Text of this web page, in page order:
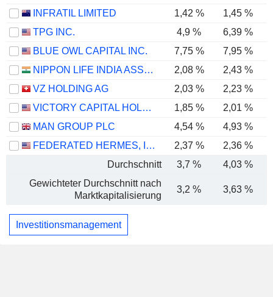
INFRATIL LIMITED
1,42 % 1,45 %
TPG INC.
4,9 % 6,39 %
BLUE OWL CAPITAL INC.
7,75 % 7,95 %
NIPPON LIFE INDIA ASSET MANAGEMENT LIMITED
2,08 % 2,43 %
VZ HOLDING AG
2,03 % 2,23 %
VICTORY CAPITAL HOLDINGS, INC.
1,85 % 2,01 %
MAN GROUP PLC
4,54 % 4,93 %
FEDERATED HERMES, INC.
2,37 % 2,36 %
Durchschnitt
3,7 % 4,03 %
Gewichteter Durchschnitt nach
Marktkapitalisierung
3,2 % 3,63 %
Investitionsmanagement